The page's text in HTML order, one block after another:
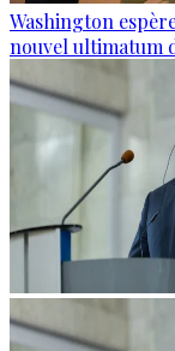
Washington
nouvel ultimatum